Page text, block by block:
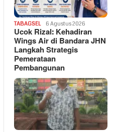
TABAGSEL 6 Agustus 2026
Ucok Rizal: Kehadiran
Wings Air di Bandara JHN
Langkah Strategis
Pemerataan
Pembangunan